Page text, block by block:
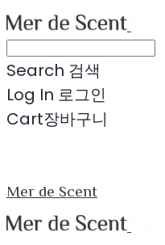
Search 검색
Log In 로그인
Cart장바구니
Mer de Scent